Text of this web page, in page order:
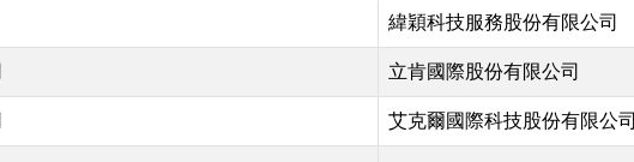
緯穎科技服務股份有限公司
立肯國際股份有限公司
艾克爾國際科技股份有限公司